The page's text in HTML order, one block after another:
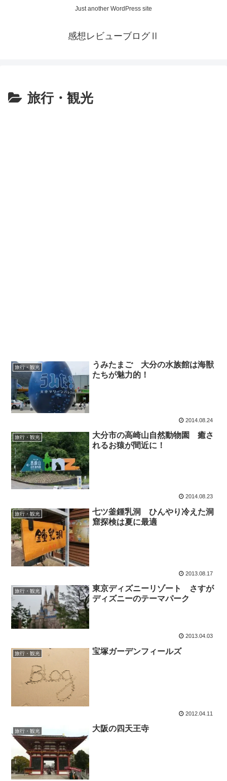
Just another WordPress site
感想レビューブログⅡ
旅行・観光
旅行・観光
うみたまご 大分の水族館は海獣
たちが魅力的！
2014.08.24
旅行・観光
大分市の高崎山自然動物園 癒さ
れるお猿が間近に！
2014.08.23
旅行・観光
七ツ釜鍾乳洞 ひんやり冷えた洞
窟探検は夏に最適
2013.08.17
旅行・観光
東京ディズニーリゾート さすが
ディズニーのテーマパーク
2013.04.03
旅行・観光 宝塚ガーデンフィールズ
2012.04.11
旅行・観光 大阪の四天王寺